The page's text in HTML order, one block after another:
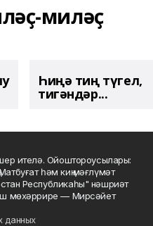
миләҫ
Һиңә тиң түгел,
тигәндәр...
ителә. Ойоштороусылары:
һәм киң мәғлүмәт
Республикаһы" нәшриәт
мөхәррире — Мирсәйет
данных